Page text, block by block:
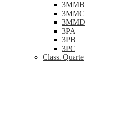
3MMB
3MMC
3MMD
3PA
3PB
3PC
Classi Quarte